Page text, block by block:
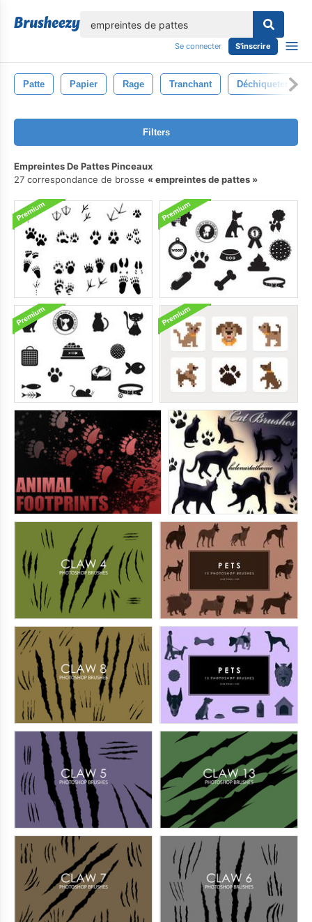
Se connecter S'inscrire
Patte Papier Rage Tranchant Déchiqueter
Filters
Empreintes De Pattes Pinceaux
27 correspondance de brosse
empreintes de pattes